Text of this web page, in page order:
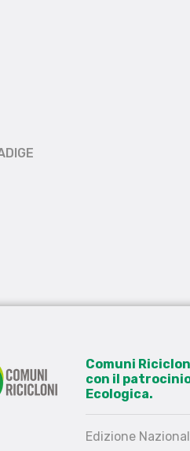
Comuni
con il
Ecologica.
Edizione